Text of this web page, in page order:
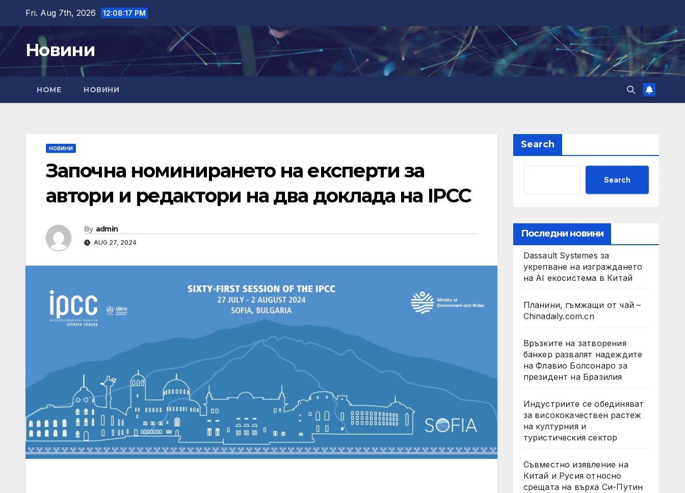
content
Fri. Aug 7th, 2026 12:08:18 PM
Новини
HOME НОВИНИ
НОВИНИ
Започна номинирането на експерти за
автори и редактори на два доклада на IPCC
By admin
AUG 27, 2024
Search
Search
Последни новини
Dassault Systemes за
укрепване на изграждането
на AI екосистема в Китай
Планини, гъмжащи от чай –
Chinadaily.com.cn
Връзките на затворения
банкер развалят надеждите
на Флавио Болсонаро за
президент на Бразилия
Индустриите се обединяват
за висококачествен растеж
на културния и
туристическия сектор
Съвместно изявление на
Китай и Русия относно
срещата на върха Си-Путин